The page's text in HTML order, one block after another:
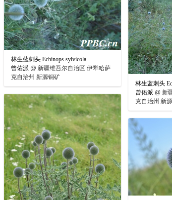
林生蓝刺头 Echinops sylvicola
曾佑派 @ 新疆维吾尔自治区 伊犁哈萨
克自治州 新源铜矿
林生蓝刺头
曾佑派 @ 新
克自治州 新